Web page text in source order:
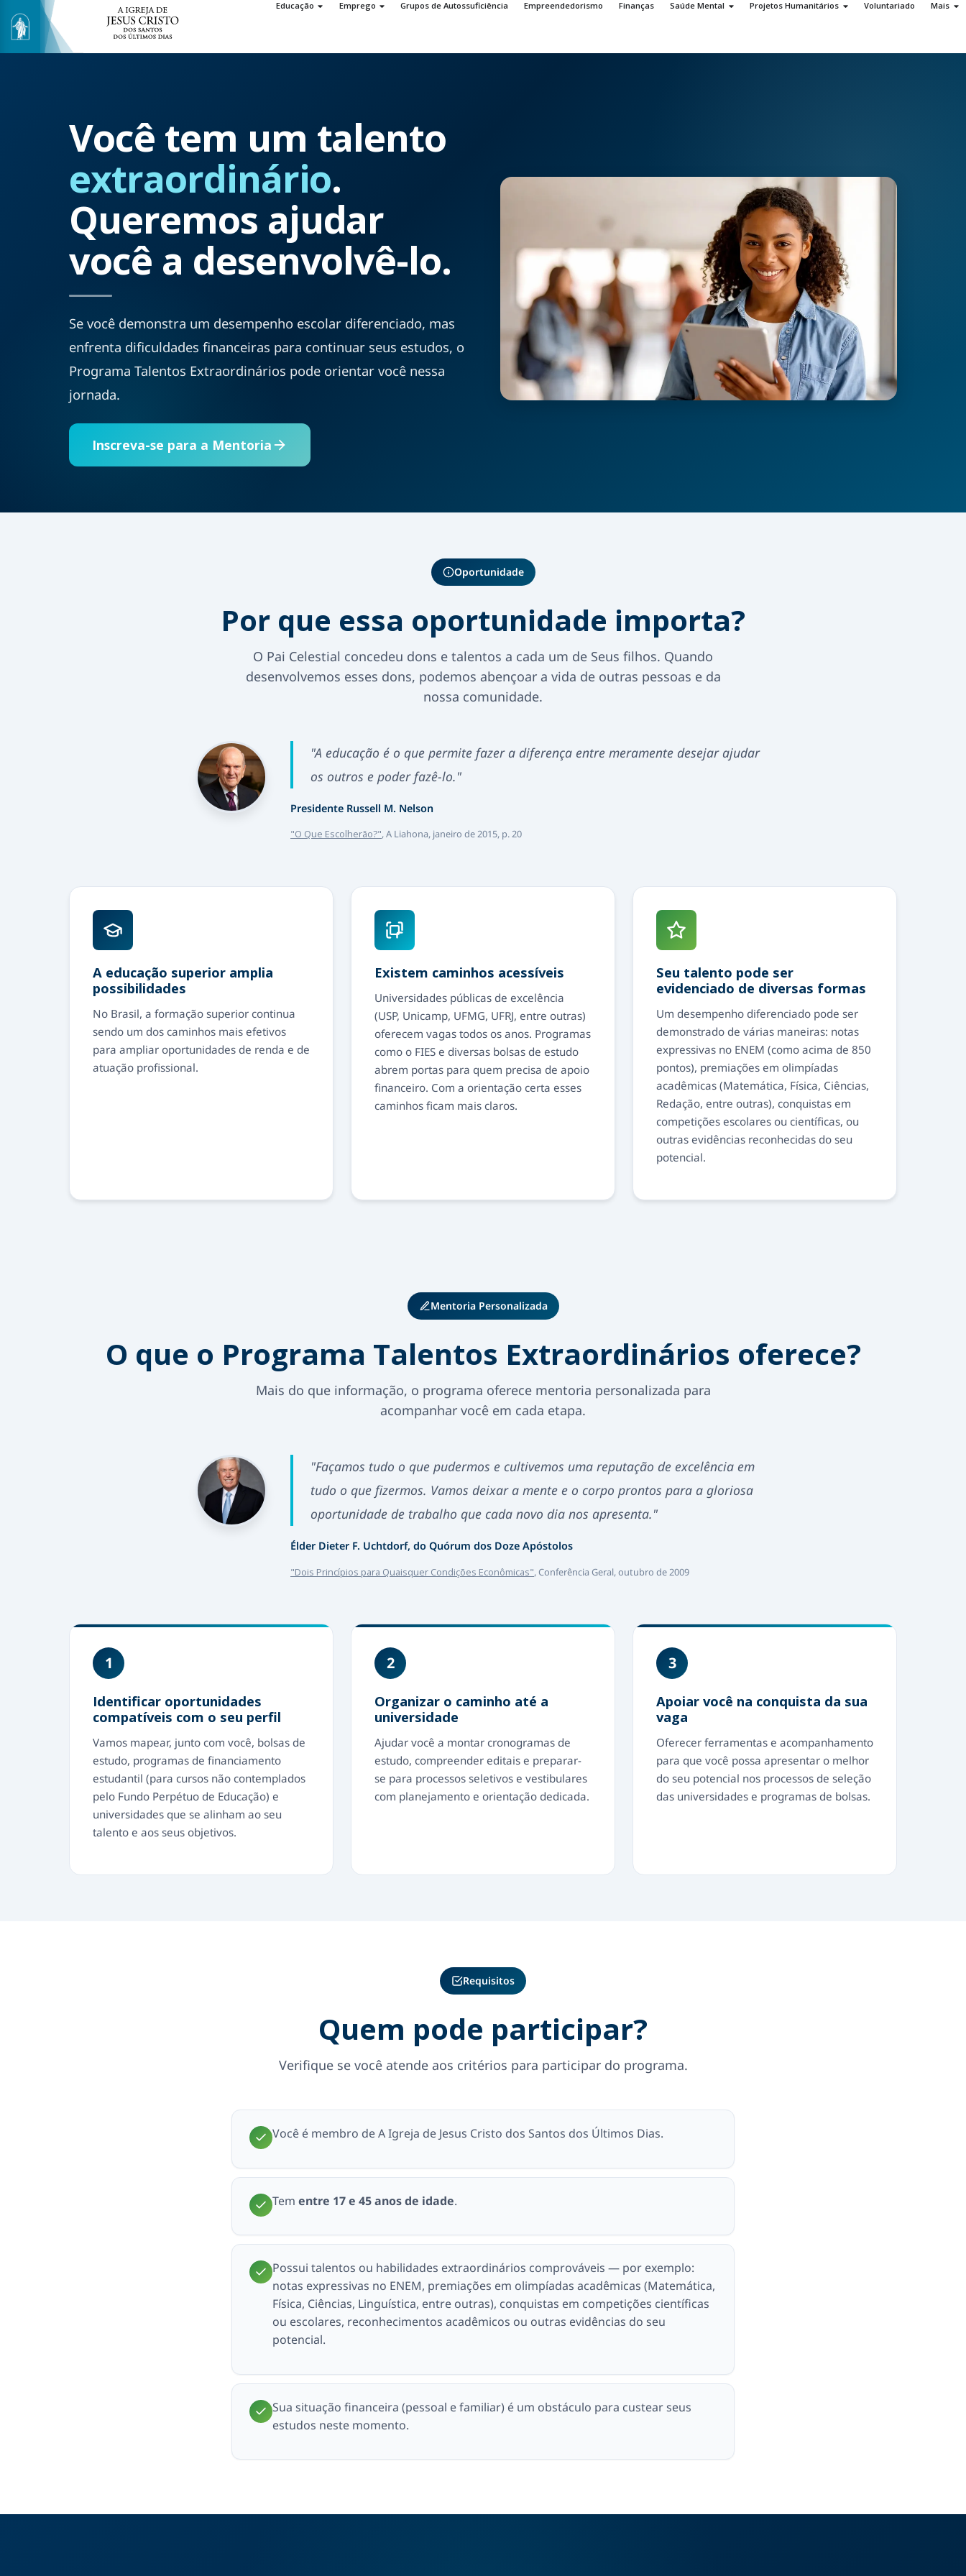
Educação Emprego Grupos de Autossuficiência Empreendedorismo Finanças Saúde Mental Projetos Humanitários Voluntariado Mais
Você tem um talento
extraordinário.
Queremos ajudar
você a desenvolvê-lo.
Se você demonstra um desempenho escolar diferenciado, mas
enfrenta dificuldades financeiras para continuar seus estudos, o
Programa Talentos Extraordinários pode orientar você nessa
jornada.
Inscreva-se para a Mentoria
Oportunidade
Por que essa oportunidade importa?
O Pai Celestial concedeu dons e talentos a cada um de Seus filhos. Quando
desenvolvemos esses dons, podemos abençoar a vida de outras pessoas e da
nossa comunidade.
"A educação é o que permite fazer a diferença entre meramente desejar ajudar
os outros e poder fazê-lo."
Presidente Russell M. Nelson
"O Que Escolherão?", A Liahona, janeiro de 2015, p. 20
A educação superior amplia
possibilidades
No Brasil, a formação superior continua
sendo um dos caminhos mais efetivos
para ampliar oportunidades de renda e de
atuação profissional.
Existem caminhos acessíveis
Universidades públicas de excelência
(USP, Unicamp, UFMG, UFRJ, entre outras)
oferecem vagas todos os anos. Programas
como o FIES e diversas bolsas de estudo
abrem portas para quem precisa de apoio
financeiro. Com a orientação certa esses
caminhos ficam mais claros.
Seu talento pode ser
evidenciado de diversas formas
Um desempenho diferenciado pode ser
demonstrado de várias maneiras: notas
expressivas no ENEM (como acima de 850
pontos), premiações em olimpíadas
acadêmicas (Matemática, Física, Ciências,
Redação, entre outras), conquistas em
competições escolares ou científicas, ou
outras evidências reconhecidas do seu
potencial.
Mentoria Personalizada
O que o Programa Talentos Extraordinários oferece?
Mais do que informação, o programa oferece mentoria personalizada para
acompanhar você em cada etapa.
"Façamos tudo o que pudermos e cultivemos uma reputação de excelência em
tudo o que fizermos. Vamos deixar a mente e o corpo prontos para a gloriosa
oportunidade de trabalho que cada novo dia nos apresenta."
Élder Dieter F. Uchtdorf, do Quórum dos Doze Apóstolos
"Dois Princípios para Quaisquer Condições Econômicas", Conferência Geral, outubro de 2009
1
Identificar oportunidades
compatíveis com o seu perfil
Vamos mapear, junto com você, bolsas de
estudo, programas de financiamento
estudantil (para cursos não contemplados
pelo Fundo Perpétuo de Educação) e
universidades que se alinham ao seu
talento e aos seus objetivos.
2
Organizar o caminho até a
universidade
Ajudar você a montar cronogramas de
estudo, compreender editais e preparar-
se para processos seletivos e vestibulares
com planejamento e orientação dedicada.
3
Apoiar você na conquista da sua
vaga
Oferecer ferramentas e acompanhamento
para que você possa apresentar o melhor
do seu potencial nos processos de seleção
das universidades e programas de bolsas.
Requisitos
Quem pode participar?
Verifique se você atende aos critérios para participar do programa.
Você é membro de A Igreja de Jesus Cristo dos Santos dos Últimos Dias.
Tem entre 17 e 45 anos de idade.
Possui talentos ou habilidades extraordinários comprováveis — por exemplo:
notas expressivas no ENEM, premiações em olimpíadas acadêmicas (Matemática,
Física, Ciências, Linguística, entre outras), conquistas em competições científicas
ou escolares, reconhecimentos acadêmicos ou outras evidências do seu
potencial.
Sua situação financeira (pessoal e familiar) é um obstáculo para custear seus
estudos neste momento.